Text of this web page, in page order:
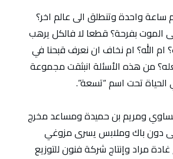
واحدة وتنطلق الى عالم اخر؟
بفرحة؟ قطعا لا فالكل يرهب
الله؟ ام نخاف ان نعرف قبحنا في
من هذه الأسئلة انبثقت مجموعة
تحت اسم “تسعة”.
ومريم بن حميدة ومساعد مخرج
دون باك وملابس يسرى مزوغي
مراد وإنتاج شركة فنون للتوزيع